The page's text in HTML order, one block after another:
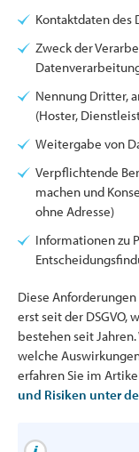
Kontaktdaten des
Zweck der
Nennung Dritter,
(Hoster,
Weitergabe von
Verpflichtende
machen und
ohne Adresse)
Informationen zu
Diese
erst seit der DSGVO,
bestehen seit
welche
erfahren Sie im
und Risiken unter